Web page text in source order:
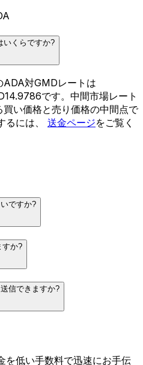
いくらですか?
対GMDレートは
です。中間市場レート
い価格と売り価格の中間点で
るには、 送金ページをご覧く
ですか?
すか?
信できますか?
を低い手数料で迅速にお手伝